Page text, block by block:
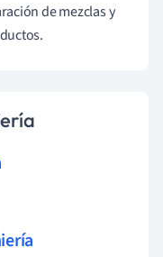
de mezclas y